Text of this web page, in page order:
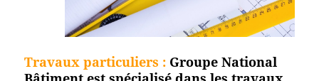
Travaux particuliers : Groupe National